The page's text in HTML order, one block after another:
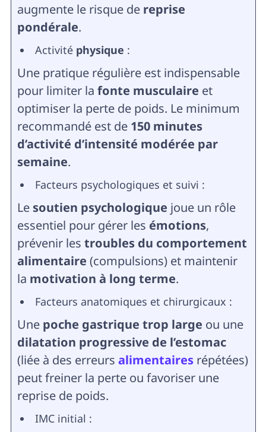
augmente le risque de reprise
pondérale.
Activité physique :
Une pratique régulière est indispensable
pour limiter la fonte musculaire et
optimiser la perte de poids. Le minimum
recommandé est de 150 minutes
d’activité d’intensité modérée par
semaine.
Facteurs psychologiques et suivi :
Le soutien psychologique joue un rôle
essentiel pour gérer les émotions,
prévenir les troubles du comportement
alimentaire (compulsions) et maintenir
la motivation à long terme.
Facteurs anatomiques et chirurgicaux :
Une poche gastrique trop large ou une
dilatation progressive de l’estomac
(liée à des erreurs alimentairesrépétées)
peut freiner la perte ou favoriser une
reprise de poids.
IMC initial :